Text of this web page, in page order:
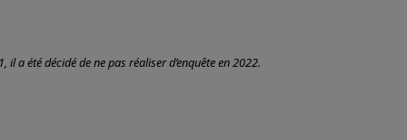
a été décidé de ne pas réaliser d’enquête en 2022.